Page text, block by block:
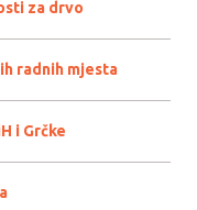
za drvo
radnih mjesta
i Grčke